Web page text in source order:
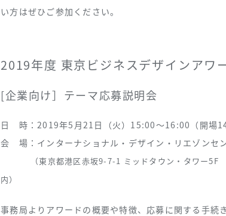
い方はぜひご参加ください。
2019年度 東京ビジネスデザインアワ
[企業向け］テーマ応募説明会
日 時：2019年5月21日（火）15:00～16:00（開場
会 場： インターナショナル・デザイン・リエゾンセ
（東京都港区赤坂9-7-1 ミッドタウン・タワー
内）
事務局よりアワードの概要や特徴、応募に関する手続